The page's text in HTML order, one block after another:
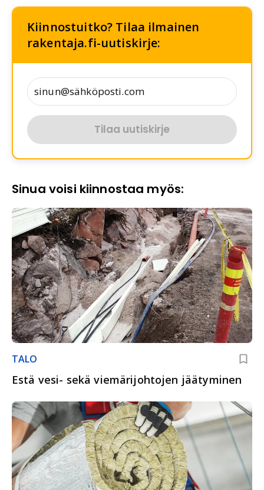
Kiinnostuitko? Tilaa ilmainen
rakentaja.fi-uutiskirje:
Tilaa uutiskirje
Sinua voisi kiinnostaa myös:
TALO
Estä vesi- sekä viemärijohtojen jäätyminen